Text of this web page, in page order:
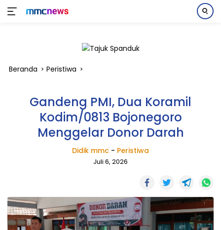
Beranda Peristiwa
Gandeng PMI, Dua Koramil
Kodim/0813 Bojonegoro
Menggelar Donor Darah
Didik mmc - Peristiwa
Juli 6, 2026